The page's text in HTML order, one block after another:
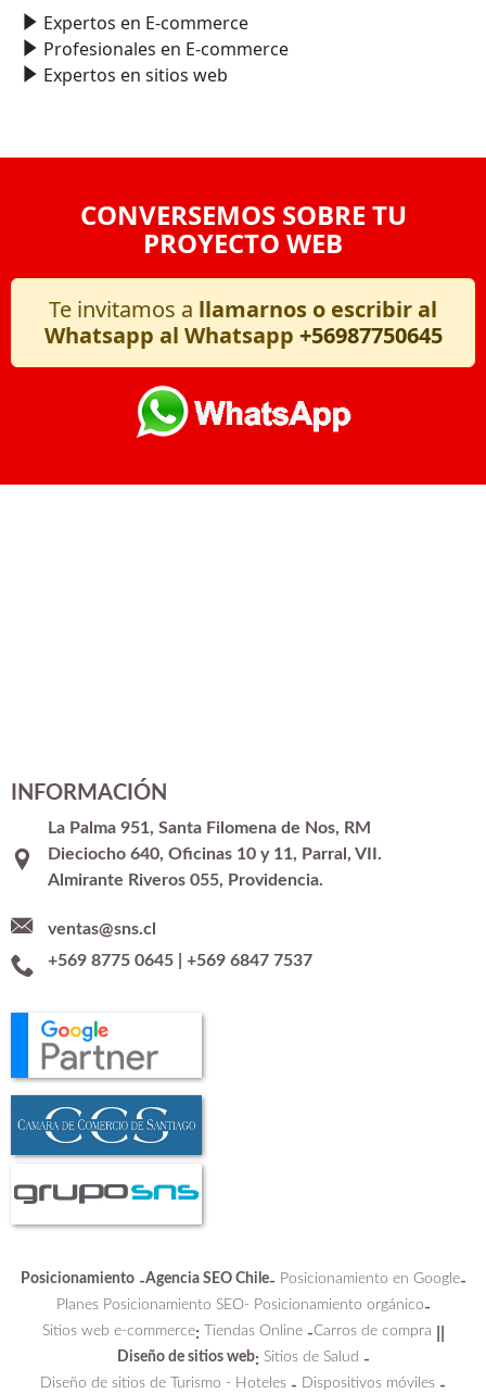
Expertos en E-commerce
Profesionales en E-commerce
Expertos en sitios web
CONVERSEMOS SOBRE TU
PROYECTO WEB
Te invitamos a llamarnos o escribir al
Whatsapp al Whatsapp +56987750645
INFORMACIÓN
La Palma 951, Santa Filomena de Nos, RM
Dieciocho 640, Oficinas 10 y 11, Parral, VII.
Almirante Riveros 055, Providencia.
ventas@sns.cl
+569 8775 0645| +569 6847 7537
Posicionamiento-Agencia SEO Chile- Posicionamiento en Google-
Planes Posicionamiento SEO- Posicionamiento orgánico-
Sitios web e-commerce: Tiendas Online-Carros de compra
Diseño de sitios web: Sitios de Salud -
Diseño de sitios de Turismo - Hoteles - Dispositivos móviles -